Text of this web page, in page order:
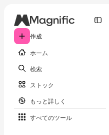
作成
ホーム
検索
ストック
もっと詳しく
すべてのツール